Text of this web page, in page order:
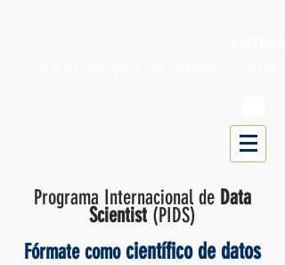
Programa Internacional de Data
Scientist (PIDS)
Fórmate como científico de datos